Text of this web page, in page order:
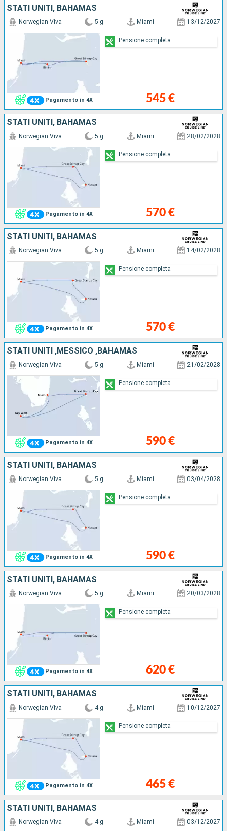
STATI UNITI, BAHAMAS
Pagamento in 4X
Norwegian Viva 5 g Miami 13/12/2027
545 €
Pensione completa
STATI UNITI, BAHAMAS
Pagamento in 4X
Norwegian Viva 5 g Miami 28/02/2028
570 €
Pensione completa
STATI UNITI, BAHAMAS
Pagamento in 4X
Norwegian Viva 5 g Miami 14/02/2028
570 €
Pensione completa
STATI UNITI ,MESSICO ,BAHAMAS
Pagamento in 4X
Norwegian Viva 5 g Miami 21/02/2028
590 €
Pensione completa
STATI UNITI, BAHAMAS
Pagamento in 4X
Norwegian Viva 5 g Miami 03/04/2028
590 €
Pensione completa
STATI UNITI, BAHAMAS
Pagamento in 4X
Norwegian Viva 5 g Miami 20/03/2028
620 €
Pensione completa
STATI UNITI, BAHAMAS
Pagamento in 4X
Norwegian Viva 4 g Miami 10/12/2027
465 €
Pensione completa
STATI UNITI, BAHAMAS
Norwegian Viva 4 g Miami 03/12/2027